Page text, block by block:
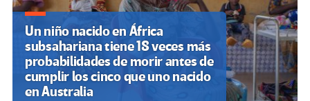
Un niño nacido en África
subsahariana tiene 18 veces más
probabilidades de morir antes de
cumplir los cinco que uno nacido
en Australia